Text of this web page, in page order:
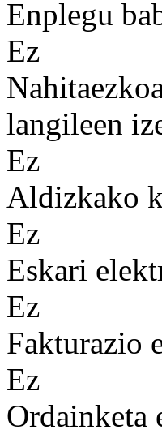
Enplegu
Ez
langileen
Ez
Aldizkako
Ez
Eskari
Ez
Fakturazio
Ez
Ordainketa